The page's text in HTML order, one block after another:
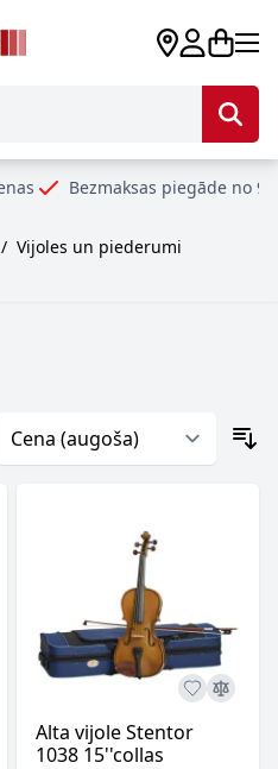
Bezmaksas piegāde no 99€
/ Vijoles un piederumi
Alta vijole Stentor
1038 15''collas